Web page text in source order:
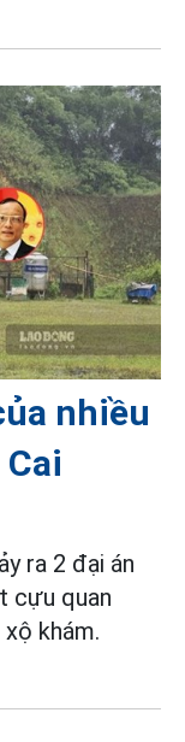
nhiều
ra 2 đại án
cựu quan
khám.